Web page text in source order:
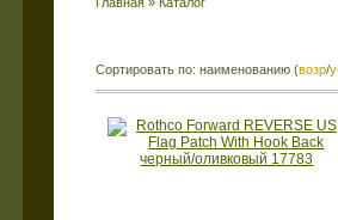
Сортировать по: наименованию (возр/